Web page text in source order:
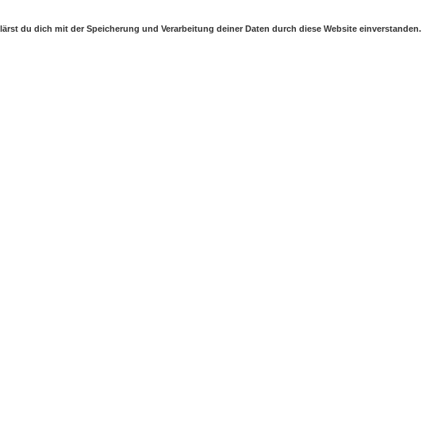
du dich mit der Speicherung und Verarbeitung deiner Daten durch diese Website einverstanden.